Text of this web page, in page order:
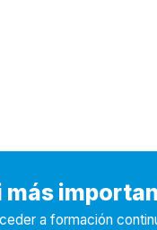
a formación